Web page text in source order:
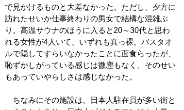
で見かけるものと大差なかった。ただし、夕方に
訪れたせいか仕事終わりの男女で結構な混雑ぶ
り。高温サウナのほうに入ると20～30代と思わ
れる女性が4人いて、いずれも真っ裸。バスタオ
ルで隠してすらいなかったことに面食らったが、
恥ずかしがっている感じは微塵もなく、そのせい
もあっていやらしさは感じなかった。
ちなみにその施設は、日本人駐在員が多い街と